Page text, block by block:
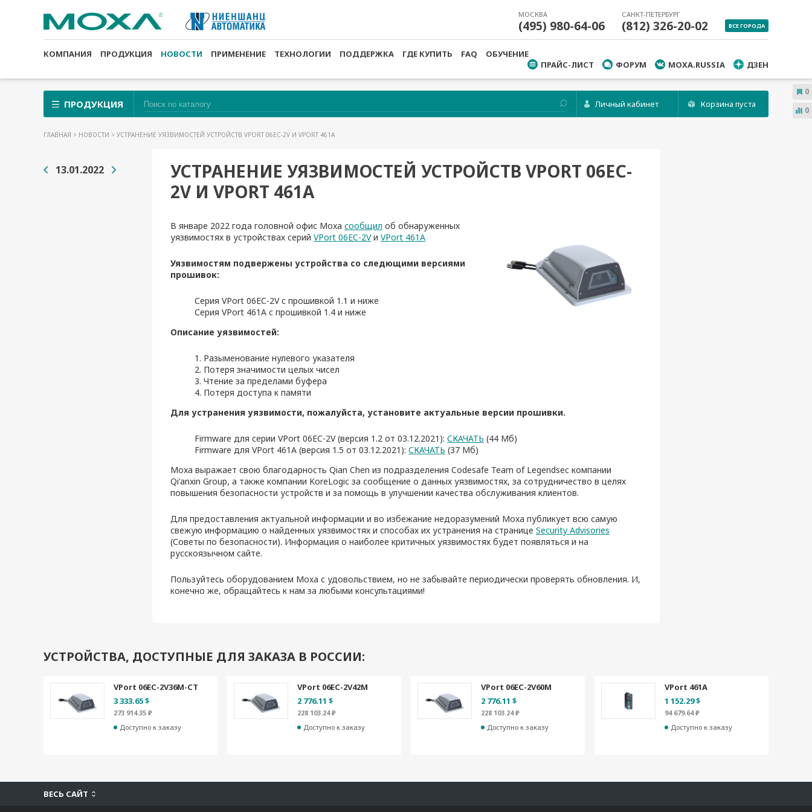
МОСКВА
(495) 980-64-06
САНКТ-ПЕТЕРБУРГ
(812) 326-20-02 ВСЕ ГОРОДА
КОМПАНИЯ ПРОДУКЦИЯ НОВОСТИ ПРИМЕНЕНИЕ ТЕХНОЛОГИИ ПОДДЕРЖКА ГДЕ КУПИТЬ FAQ
ОБУЧЕНИЕ
ПРАЙС-ЛИСТ
ФОРУМ MOXA.RUSSIA ДЗЕН
ПРОДУКЦИЯ Личный кабинет Корзина пуста
ГЛАВНАЯ > НОВОСТИ > УСТРАНЕНИЕ УЯЗВИМОСТЕЙ УСТРОЙСТВ VPORT 06EC-2V И VPORT 461A
13.01.2022
УСТРАНЕНИЕ УЯЗВИМОСТЕЙ УСТРОЙСТВ VPORT 06EC-
2V И VPORT 461A
В январе 2022 года головной офис Moxa сообщил об обнаруженных
уязвимостях в устройствах серий VPort 06EC-2Vи VPort 461A
Уязвимостям подвержены устройства со следющими версиями
прошивок:
Серия VPort 06EC-2V с прошивкой 1.1 и ниже
Серия VPort 461A с прошивкой 1.4 и ниже
Описание уязвимостей:
1. Разыменование нулевого указателя
2. Потеря значимости целых чисел
3. Чтение за пределами буфера
4. Потеря доступа к памяти
Для устранения уязвимости, пожалуйста, установите актуальные версии прошивки.
Firmware для серии VPort 06EC-2V (версия 1.2 от 03.12.2021): СКАЧАТЬ (44 Мб)
Firmware для VPort 461A (версия 1.5 от 03.12.2021): СКАЧАТЬ (37 Мб)
Moxa выражает свою благодарность Qian Chen из подразделения Codesafe Team of Legendsec компании
Qi'anxin Group, а также компании KoreLogic за сообщение о данных уязвимостях, за сотрудничество в целях
повышения безопасности устройств и за помощь в улучшении качества обслуживания клиентов.
Для предоставления актуальной информации и во избежание недоразумений Moxa публикует всю самую
свежую информацию о найденных уязвимостях и способах их устранения на странице Security Advisories
(Советы по безопасности). Информация о наиболее критичных уязвимостях будет появляться и на
русскоязычном сайте.
Пользуйтесь оборудованием Moxa с удовольствием, но не забывайте периодически проверять обновления. И,
конечно же, обращайтесь к нам за любыми консультациями!
УСТРОЙСТВА, ДОСТУПНЫЕ ДЛЯ ЗАКАЗА В РОССИИ:
VPort 06EC-2V36M-CT
3 333.65 $
273 914.35 ₽
Доступно к заказу
VPort 06EC-2V42M
2 776.11 $
228 103.24 ₽
Доступно к заказу
VPort 06EC-2V60M
2 776.11 $
228 103.24 ₽
Доступно к заказу
VPort 461A
1 152.29 $
94 679.64 ₽
Доступно к заказу
ВЕСЬ САЙТ
0
0